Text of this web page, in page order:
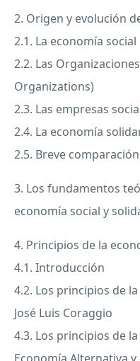
2. Origen y evolución
2.1. La economía social
2.2. Las
Organizations)
2.3. Las empresas
2.4. La economía
2.5. Breve
3. Los fundamentos
economía social y
4. Principios de la
4.1. Introducción
4.2. Los principios de
José Luis Coraggio
4.3. Los principios de